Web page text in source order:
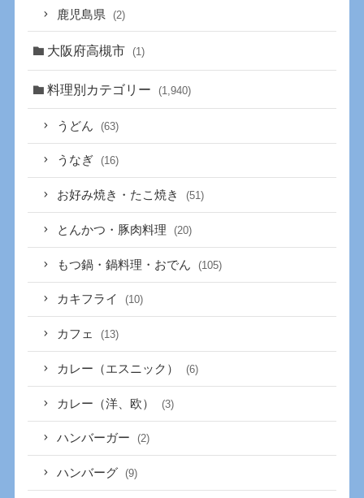
鹿児島県 (2)
大阪府高槻市 (1)
料理別カテゴリー (1,940)
うどん (63)
うなぎ (16)
お好み焼き・たこ焼き (51)
とんかつ・豚肉料理 (20)
もつ鍋・鍋料理・おでん (105)
カキフライ (10)
カフェ (13)
カレー（エスニック） (6)
カレー（洋、欧） (3)
ハンバーガー (2)
ハンバーグ (9)